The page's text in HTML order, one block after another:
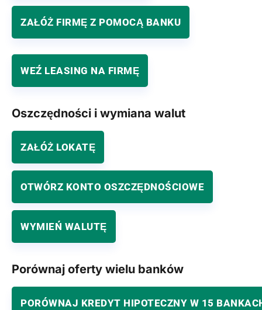
ZAŁÓŻ FIRMĘ Z POMOCĄ BANKU
WEŹ LEASING NA FIRMĘ
Oszczędności i wymiana walut
ZAŁÓŻ LOKATĘ
OTWÓRZ KONTO OSZCZĘDNOŚCIOWE
WYMIEŃ WALUTĘ
Porównaj oferty wielu banków
PORÓWNAJ KREDYT HIPOTECZNY W 15